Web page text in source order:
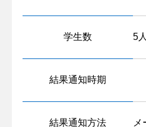
学生数 5人
結果通知時期
結果通知方法 メ